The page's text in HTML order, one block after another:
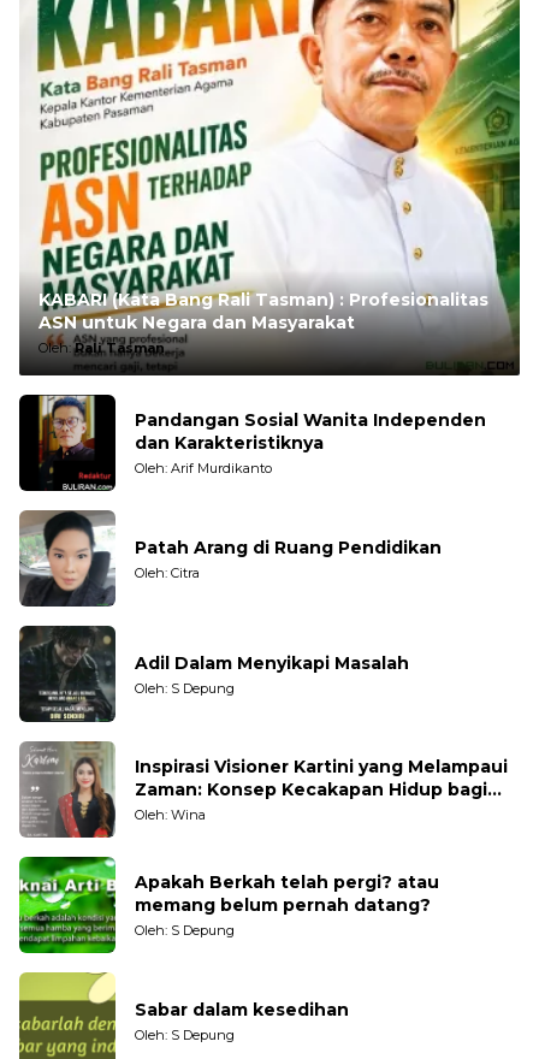
KABARI (Kata Bang Rali Tasman) : Profesionalitas
ASN untuk Negara dan Masyarakat
Oleh:Rali Tasman
Pandangan Sosial Wanita Independen
dan Karakteristiknya
Oleh: Arif Murdikanto
Patah Arang di Ruang Pendidikan
Oleh: Citra
Adil Dalam Menyikapi Masalah
Oleh: S Depung
Inspirasi Visioner Kartini yang Melampaui
Zaman: Konsep Kecakapan Hidup bagi
Generasi Muda
Oleh: Wina
Apakah Berkah telah pergi? atau
memang belum pernah datang?
Oleh: S Depung
Sabar dalam kesedihan
Oleh: S Depung